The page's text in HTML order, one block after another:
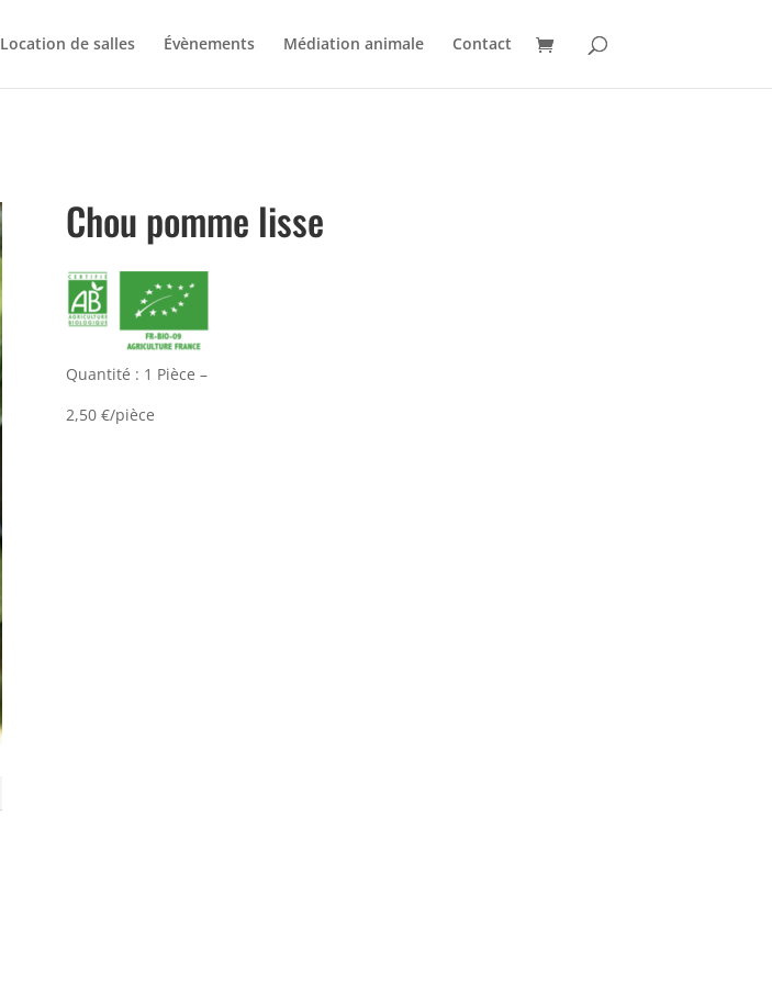
Location de salles Évènements Médiation animale Contact
Chou pomme lisse
Quantité : 1 Pièce –
2,50 €/pièce